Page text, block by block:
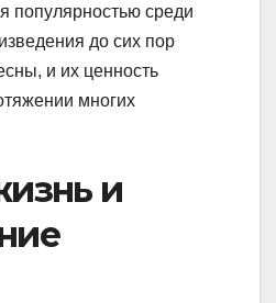
популярностью среди
до сих пор
и их ценность
многих
и